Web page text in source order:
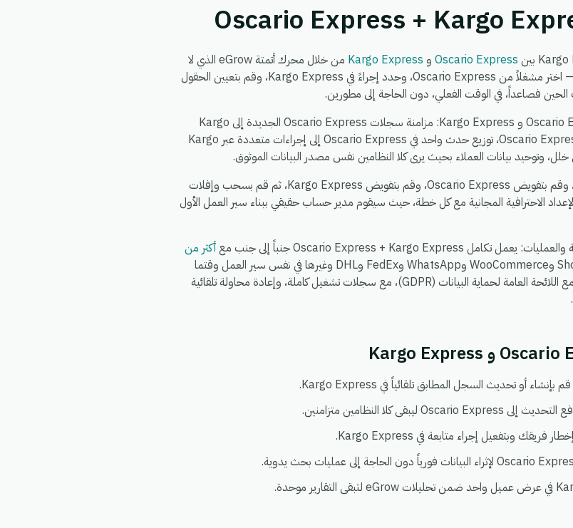
Oscario Express و Kargo Express
من خلال محرك أتمتة eGrow الذي لا
يتطلب برمجة. يمكنك بناء سير العمل مرة واحدة — اختر مشغلاً من Oscario Express، وحدد إجراءً في Kargo Express، وقم بتعيين الحقول
الأمور الشائعة التي تقوم الفرق بأتمتتها بين Oscario Express و Kargo Express: مزامنة سجلات Oscario Express الجديدة إلى Kargo
Express، دفع تحديثات Kargo Express إلى Oscario Express، توزيع حدث واحد في Oscario Express إلى إجراءات متعددة عبر Kargo
يستغرق الإعداد حوالي 5 دقائق. اشترك في eGrow، وقم بتفويض Oscario Express، وقم بتفويض Kargo Express، ثم قم بسحب وإفلات
الاحترافية المجانية مع كل خطة، حيث سيقوم مدير حساب حقيقي ببناء سير العمل الأول
أكثر من
، بحيث يمكنك ربط Shopify وWooCommerce وWhatsApp وFedEx وDHL وغيرها في نفس سير العمل وقتما
تشاء. كل شيء يعمل في بيئة واحدة آمنة ومتوافقة مع اللائحة العامة لحماية البيانات (GDPR)، مع سجلات تشغيل كاملة، وإعادة محاولة تلقائية